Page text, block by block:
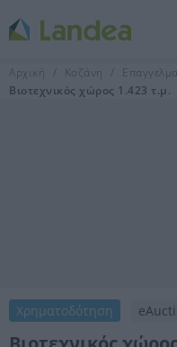
Αρχική Κοζάνη
Βιοτεχνικός χώρος 1.423 τ.μ.
Χρηματοδότηση